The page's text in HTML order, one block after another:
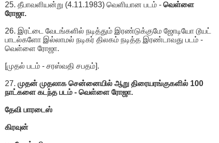
25. தீபாவளியன்று (4.11.1983) வெளியான படம் - வெள்ளை
ரோஜா.
26. இரட்டை வேடங்களில் நடித்தும் இரண்டுக்குமே ஜோடியோ டூயட்
பாடல்களோ இல்லாமல் நடிகர் திலகம் நடித்த இரண்டாவது படம் -
வெள்ளை ரோஜா.
[முதல் படம் - சரஸ்வதி சபதம்].
27. முதன் முதலாக சென்னையில் ஆறு திரையரங்குகளில் 100
நாட்களை கடந்த படம் - வெள்ளை ரோஜா.
தேவி பாரடைஸ்
கிரவுன்